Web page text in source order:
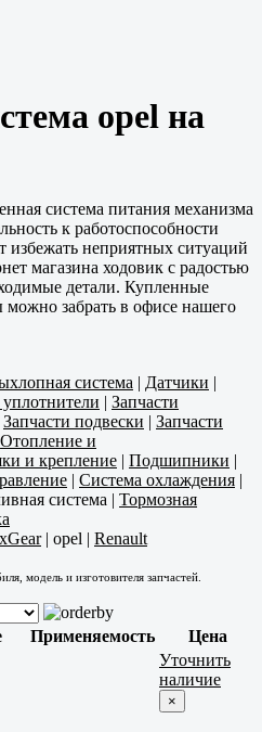
opel на
система питания механизма
к работоспособности
избежать неприятных ситуаций
магазина ходовик с радостью
детали. Купленные
можно забрать в офисе нашего
система | Датчики |
| Запчасти
Запчасти подвески | Запчасти
Отопление и
и крепление | Подшипники |
| Система охлаждения |
система | Тормозная
| opel | Renault
модель и изготовителя запчастей.
Применяемость Цена
Уточнить
наличие
×